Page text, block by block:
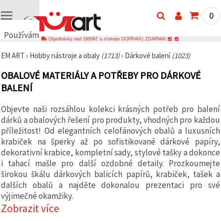
Používáme
🍪
cookies a
podobné
technologie,
zajistili
správné
fungování
webu,
zlepšili vaše
prostředí
při jeho
používání a
s vaším
souhlasem
analyzovali
návštěvnost
a
zobrazovali
0
Objednávky nad 1600Kč a získejte DOPRAVU ZDARMA!
EM ART › Hobby nástroje a obaly (1713)› Dárkové balení (1023)
OBALOVÉ MATERIÁLY A POTŘEBY PRO DÁRKOVÉ
BALENÍ
Objevte naši rozsáhlou kolekci krásných potřeb pro balení
dárků a obalových řešení pro produkty, vhodných pro každou
příležitost! Od elegantních celofánových obalů a luxusních
krabiček na šperky až po sofistikované dárkové papíry,
dekorativní krabice, kompletní sady, stylové tašky a dokonce
i tahací mašle pro další ozdobné detaily. Prozkoumejte
širokou škálu dárkových balicích papírů, krabiček, tašek a
dalších obalů a najděte dokonalou prezentaci pro své
výjimečné okamžiky.
Zobrazit více